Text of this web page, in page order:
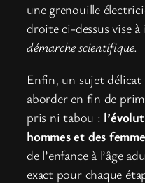
une grenouille
droite ci-dessus vise
démarche scientifique.
Enfin, un sujet
aborder en fin de
pris ni tabou :
hommes et des
de l’enfance à l’âge
exact pour chaque